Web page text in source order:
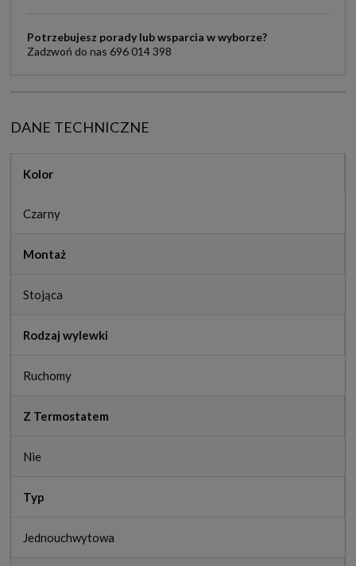
Potrzebujesz porady lub wsparcia w wyborze?
Zadzwoń do nas 696 014 398
DANE TECHNICZNE
Kolor
Czarny
Montaż
Stojąca
Rodzaj wylewki
Ruchomy
Z Termostatem
Nie
Typ
Jednouchwytowa